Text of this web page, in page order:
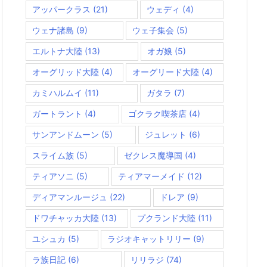
アッパークラス (21) ウェディ (4)
ウェナ諸島 (9) ウェ子集会 (5)
エルトナ大陸 (13) オガ娘 (5)
オーグリッド大陸 (4) オーグリード大陸 (4)
カミハルムイ (11) ガタラ (7)
ガートラント (4) ゴクラク喫茶店 (4)
サンアンドムーン (5) ジュレット (6)
スライム族 (5) ゼクレス魔導国 (4)
ティアソニ (5) ティアマーメイド (12)
ディアマンルージュ (22) ドレア (9)
ドワチャッカ大陸 (13) プクランド大陸 (11)
ユシュカ (5) ラジオキャットリリー (9)
ラ族日記 (6) リリラジ (74)